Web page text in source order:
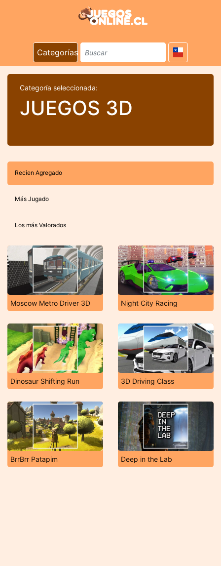
Categorías
Categoría seleccionada:
JUEGOS 3D
Recien Agregado
Más Jugado
Los más Valorados
Moscow Metro Driver 3D Night City Racing
Dinosaur Shifting Run 3D Driving Class
BrrBrr Patapim Deep in the Lab